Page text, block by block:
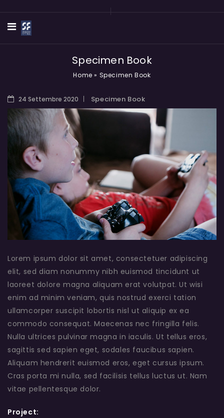
Specimen Book
Home » Specimen Book
24 Settembre 2020 Specimen Book
Lorem ipsum dolor sit amet, consectetuer adipiscing
elit, sed diam nonummy nibh euismod tincidunt ut
laoreet dolore magna aliquam erat volutpat. Ut wisi
enim ad minim veniam, quis nostrud exerci tation
ullamcorper suscipit lobortis nisl ut aliquip ex ea
commodo consequat. Maecenas nec fringilla felis.
Nulla ultrices pulvinar magna in iaculis. Ut tellus eros,
sagittis sed sapien eget, sodales faucibus sapien.
Aliquam hendrerit euismod eros, eget cursus ipsum.
Cras porta mi nulla, sed facilisis tellus luctus ut. Nam
vitae pellentesque dolor.
Project: